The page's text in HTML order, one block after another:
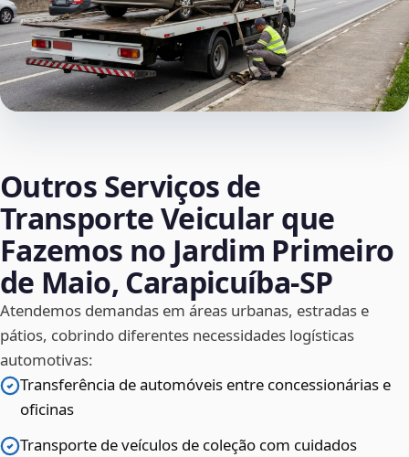
Outros Serviços de
Transporte Veicular que
Fazemos no Jardim Primeiro
de Maio, Carapicuíba‑SP
Atendemos demandas em áreas urbanas, estradas e
pátios, cobrindo diferentes necessidades logísticas
automotivas:
Transferência de automóveis entre concessionárias e
oficinas
Transporte de veículos de coleção com cuidados